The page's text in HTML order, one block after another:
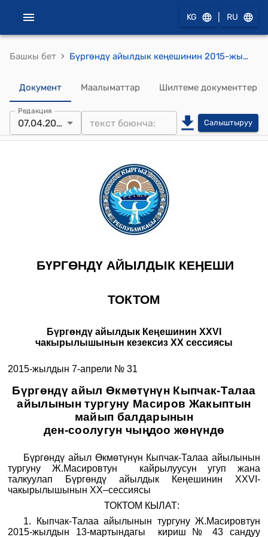
KG RU
Башкы бет › Бүргөндү айылдык кеңешинин 2015-жылдын 7-апрелиндеги № 31 "Бүргөндү айыл Өкмөтүнүн Кыпчак-Талаа айылынын тургуну Масиров Жакыптын майып балдарынын ден-соолугун чыңдоо жөнүндө" токтому
Документ Маалыматтар Шилтеме документтер
Редакция
07.04.2015 Салыштыруу